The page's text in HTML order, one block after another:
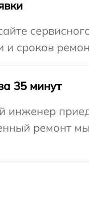
и сроков
35 минут
ремонт